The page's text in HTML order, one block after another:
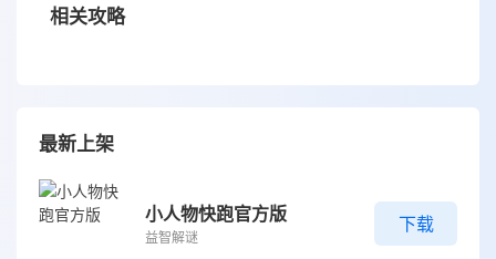
相关攻略
最新上架
小人物快跑官方版
益智解谜
下载